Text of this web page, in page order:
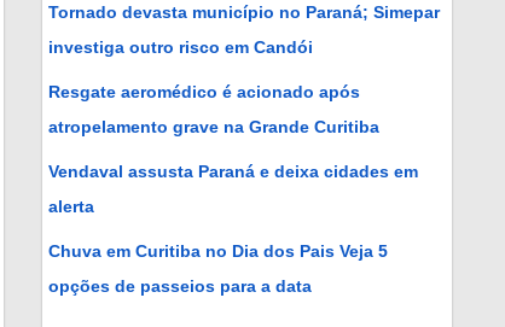
Tornado devasta município no Paraná; Simepar
investiga outro risco em Candói
Resgate aeromédico é acionado após
atropelamento grave na Grande Curitiba
Vendaval assusta Paraná e deixa cidades em
alerta
Chuva em Curitiba no Dia dos Pais Veja 5
opções de passeios para a data